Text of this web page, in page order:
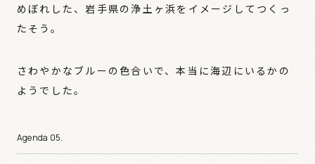
めぼれした、岩手県の浄土ヶ浜をイメージしてつくっ
たそう。
さわやかなブルーの色合いで、本当に海辺にいるかの
ようでした。